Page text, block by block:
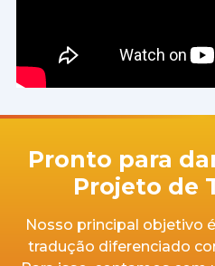
Pronto para
Projeto de
Nosso principal objetivo
tradução diferenciado